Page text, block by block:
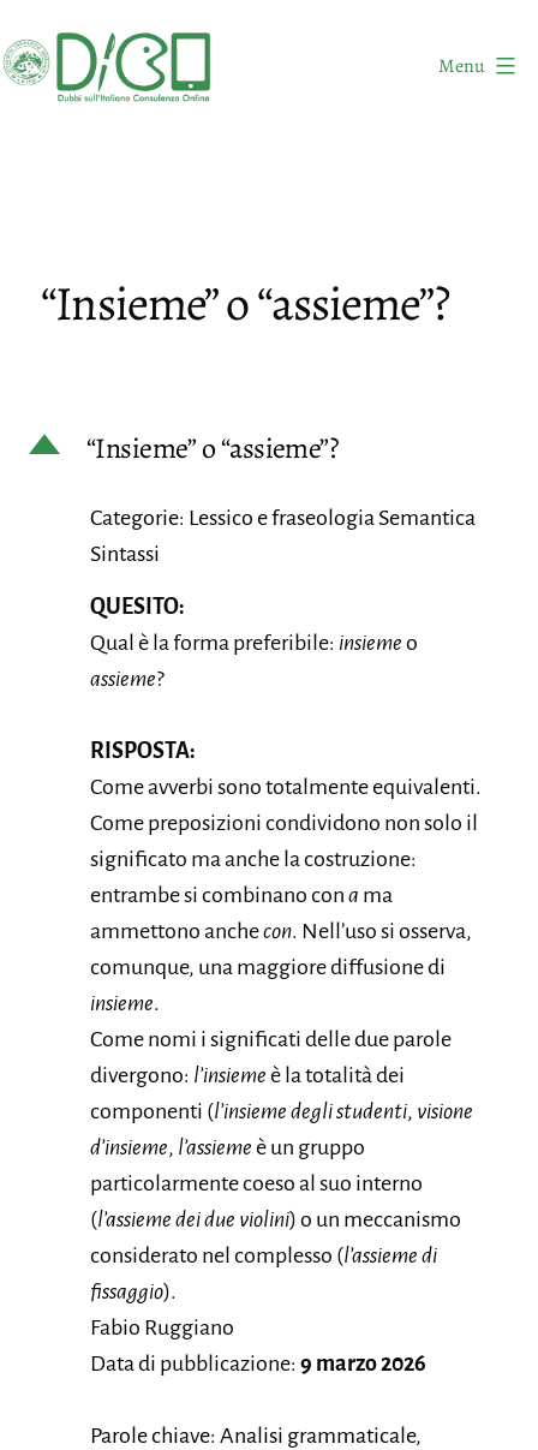
al
contenuto
Online
Menu
“Insieme” o “assieme”?
D “Insieme” o “assieme”?
Categorie: Lessico e fraseologia Semantica
Sintassi
QUESITO:
Qual è la forma preferibile: insieme o
assieme?
RISPOSTA:
Come avverbi sono totalmente equivalenti.
Come preposizioni condividono non solo il
significato ma anche la costruzione:
entrambe si combinano con a ma
ammettono anchecon. Nell’uso si osserva,
comunque, una maggiore diffusione di
insieme.
Come nomi i significati delle due parole
divergono: l’insieme è la totalità dei
componenti (l’insieme degli studenti, visione
d’insieme, l’assieme è un gruppo
particolarmente coeso al suo interno
(l’assieme dei due violini) o un meccanismo
considerato nel complesso (l’assieme di
fissaggio).
Fabio Ruggiano
Data di pubblicazione: 9 marzo 2026
Parole chiave: Analisi grammaticale,